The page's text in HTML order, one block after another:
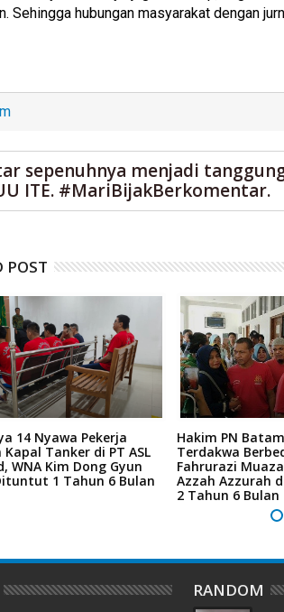
Sehingga hubungan masyarakat dengan
sepenuhnya menjadi
ITE. #MariBijakBerkomentar.
POST
14 Nyawa Pekerja
Kapal Tanker di PT ASL
WNA Kim Dong Gyun
1 Tahun 6 Bulan
Hakim PN
Terdakwa
Fahrurazi
Azzah Azzurah
2 Tahun 6 Bulan
RANDOM